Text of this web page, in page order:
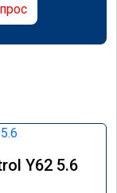
Y62 5.6